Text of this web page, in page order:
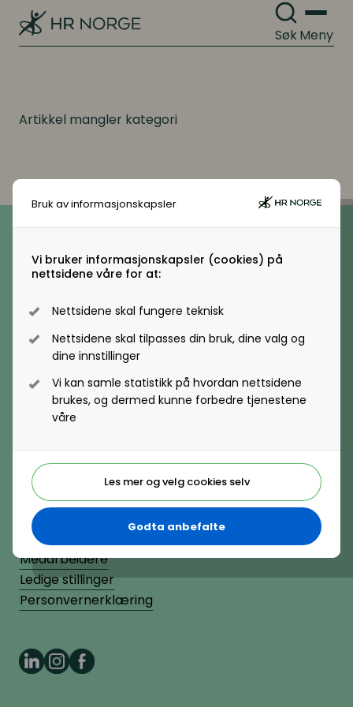
Bruk av informasjonskapsler
Vi bruker informasjonskapsler (cookies) på
nettsidene våre for at:
Nettsidene skal fungere teknisk
Nettsidene skal tilpasses din bruk, dine valg og
dine innstillinger
Vi kan samle statistikk på hvordan nettsidene
brukes, og dermed kunne forbedre tjenestene
våre
Les mer og velg cookies selv
Godta anbefalte
SøkMeny
Kompetanse- og talentledelse
Lederutvikling
Lønn og ytelser
Pensjon
Lønnsoppgjøret og tariff
Organisasjonsutvikling og -design
Organisasjonsdesign
Organisasjonsutvikling
Organisasjonskultur
Arbeidsgiverforhold
Arbeidsrett
Personalpolitikk
Organisasjonskultur
Arbeidsmiljø og sykefravær
Ressursplanlegging og rekruttering
Ressursplanlegging
Employer branding
Rekruttering
Kompetanse
Kompetanse- og talentledelse
Kompetanseutvikling
Lederutvikling
Lønn og ytelser
HR Norge
Retningslinjer
Artikkel mangler kategori
(+47) 22 11 11 22
E-post
hrnorge@hrnorge.no
Vollsveien 2A, 1366 Lysaker
Postadresse
Postboks 331, 1326 Lysaker
884130182
Nyhetsbrev
Pressekontakter
Medarbeidere
Ledige stillinger
Personvernerklæring